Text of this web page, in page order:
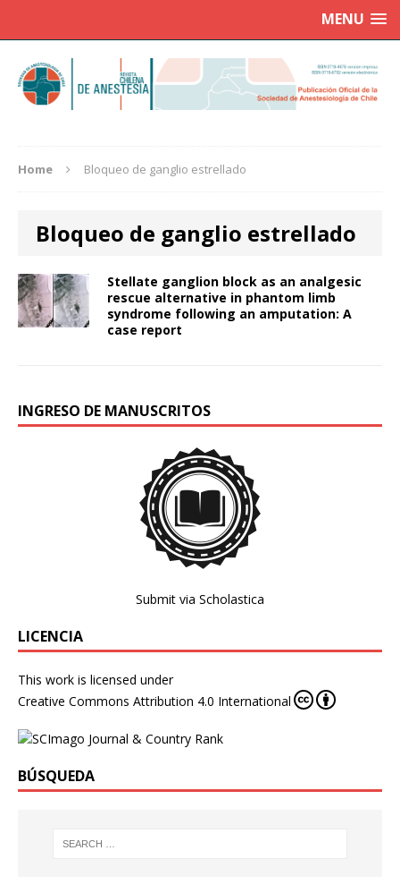
MENU
Home Bloqueo de ganglio estrellado
Bloqueo de ganglio estrellado
Stellate ganglion block as an analgesic
rescue alternative in phantom limb
syndrome following an amputation: A
case report
INGRESO DE MANUSCRITOS
Submit via Scholastica
LICENCIA
This work is licensed under
Creative Commons Attribution 4.0 International
BÚSQUEDA